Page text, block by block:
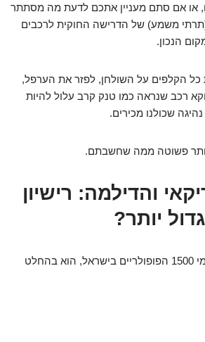
אם סתם מעניין אתכם לדעת מה מסתתר
משמע) של הדרישה החוקית לרכבים
הנכון.
כל הקלפים על השולחן, לפזר את הערפל,
רכב שנראה כמו טנק קרב עלול להיות
שכולנו מכירים.
פשוטה ממה שחשבתם.
והדילמה: רישיון
הדודג' ראם, במיוחד דגמי 1500 הפופולריים בישראל, הוא בהחלט